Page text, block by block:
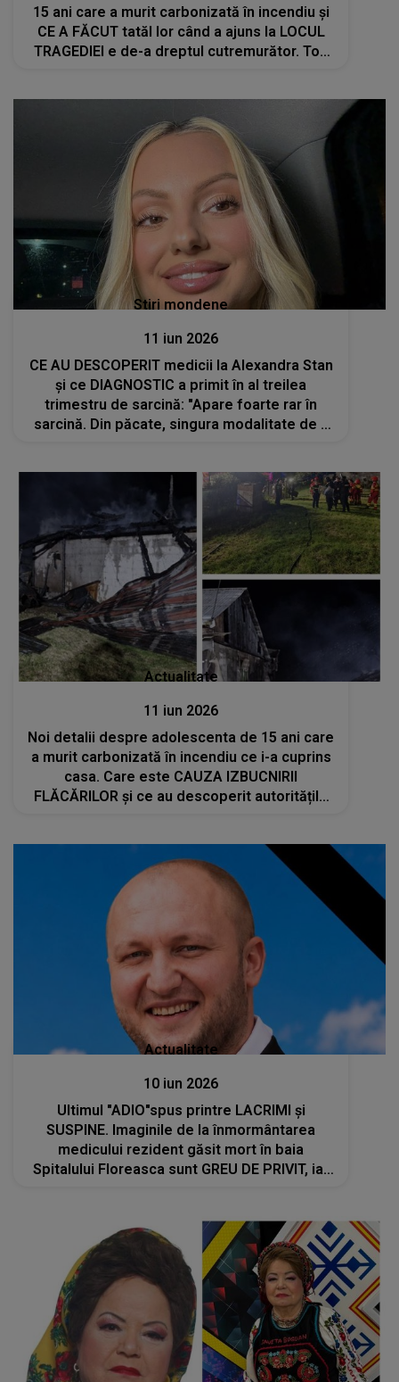
15 ani care a murit carbonizată în incendiu și
CE A FĂCUT tatăl lor când a ajuns la LOCUL
TRAGEDIEI e de-a dreptul cutremurător. Toți
Stiri mondene
11 iun 2026
CE AU DESCOPERIT medicii la Alexandra Stan
și ce DIAGNOSTIC a primit în al treilea
trimestru de sarcină: "Apare foarte rar în
sarcină. Din păcate, singura modalitate de a
Actualitate
11 iun 2026
Noi detalii despre adolescenta de 15 ani care
a murit carbonizată în incendiu ce i-a cuprins
casa. Care este CAUZA IZBUCNIRII
FLĂCĂRILOR și ce au descoperit autoritățile
Actualitate
10 iun 2026
Ultimul "ADIO"spus printre LACRIMI și
SUSPINE. Imaginile de la înmormântarea
medicului rezident găsit mort în baia
Spitalului Floreasca sunt GREU DE PRIVIT, iar
bisericii